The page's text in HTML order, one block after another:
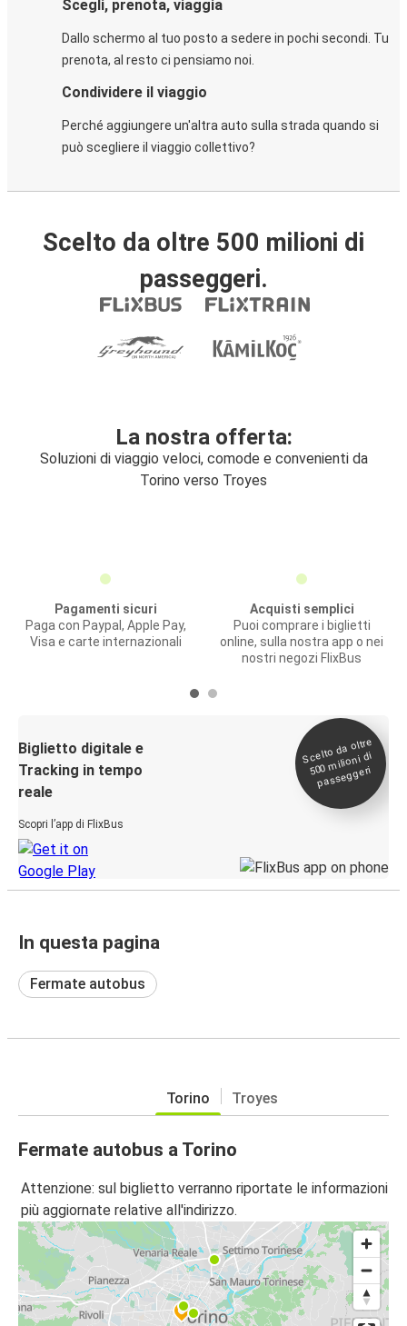
Scegli, prenota, viaggia
Dallo schermo al tuo posto a sedere in pochi secondi. Tu
prenota, al resto ci pensiamo noi.
Condividere il viaggio
Perché aggiungere un'altra auto sulla strada quando si
può scegliere il viaggio collettivo?
Scelto da oltre 500 milioni di
passeggeri.
La nostra offerta:
Soluzioni di viaggio veloci, comode e convenienti da
Torino verso Troyes
Pagamenti sicuri
Paga con Paypal, Apple Pay,
Visa e carte internazionali
Acquisti semplici
Puoi comprare i biglietti
online, sulla nostra app o nei
nostri negozi FlixBus
Biglietto digitale e
Tracking in tempo
reale
Scopri l’app di FlixBus
Scelto da oltre
500
milioni di
passeggeri
In questa pagina
Fermate autobus
Torino Troyes
Fermate autobus a Torino
Attenzione: sul biglietto verranno riportate le informazioni
più aggiornate relative all'indirizzo.